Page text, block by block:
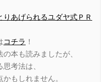
あげられるユダヤ式ＰＲ
コチラ ！
本も読みましたが、
考法は、
もしれません。